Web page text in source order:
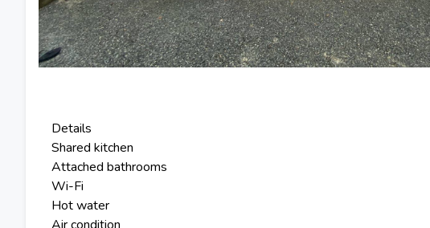
Details
Shared kitchen
Attached bathrooms
Wi-Fi
Hot water